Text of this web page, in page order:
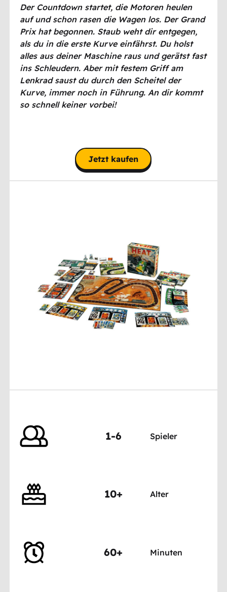
Der Countdown startet, die Motoren heulen
auf und schon rasen die Wagen los. Der Grand
Prix hat begonnen. Staub weht dir entgegen,
als du in die erste Kurve einfährst. Du holst
alles aus deiner Maschine raus und gerätst fast
ins Schleudern. Aber mit festem Griff am
Lenkrad saust du durch den Scheitel der
Kurve, immer noch in Führung. An dir kommt
so schnell keiner vorbei!
Jetzt kaufen
1-6 Spieler
10+ Alter
60+ Minuten